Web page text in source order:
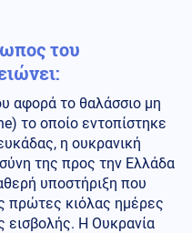
του
αφορά το θαλάσσιο μη
το οποίο εντοπίστηκε
η ουκρανική
της προς την Ελλάδα
υποστήριξη που
πρώτες κιόλας ημέρες
εισβολής. Η Ουκρανία